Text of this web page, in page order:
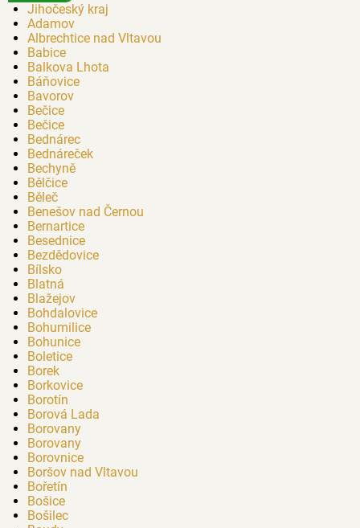
Jihočeský kraj
Adamov
Albrechtice nad Vltavou
Babice
Balkova Lhota
Báňovice
Bavorov
Bečice
Bečice
Bednárec
Bednáreček
Bechyně
Bělčice
Běleč
Benešov nad Černou
Bernartice
Besednice
Bezdědovice
Bílsko
Blatná
Blažejov
Bohdalovice
Bohumilice
Bohunice
Boletice
Borek
Borkovice
Borotín
Borová Lada
Borovany
Borovany
Borovnice
Boršov nad Vltavou
Bořetín
Bošice
Bošilec